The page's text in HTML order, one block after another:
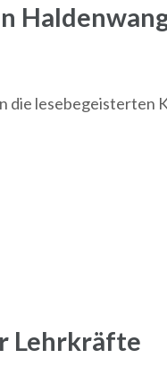
die lesebegeisterten
Lehrkräfte